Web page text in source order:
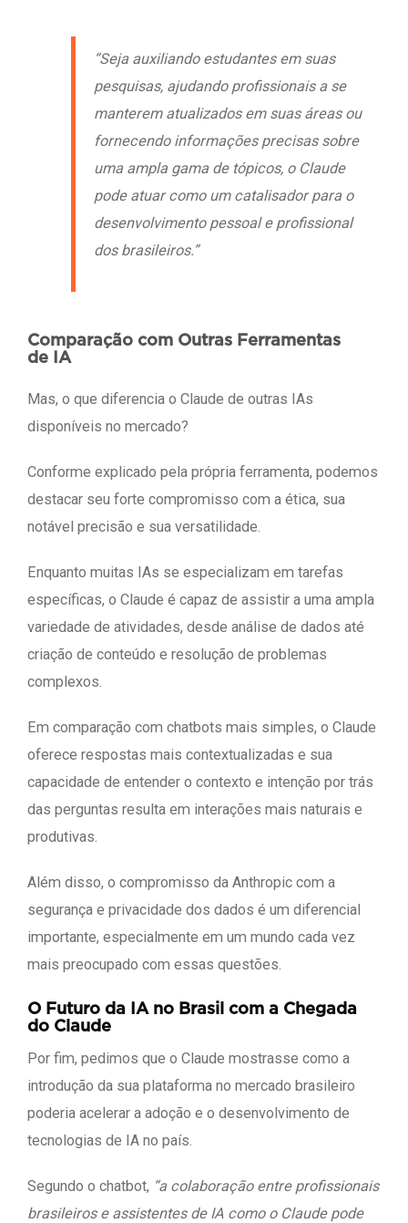
“Seja auxiliando estudantes em suas
pesquisas, ajudando profissionais a se
manterem atualizados em suas áreas ou
fornecendo informações precisas sobre
uma ampla gama de tópicos, o Claude
pode atuar como um catalisador para o
desenvolvimento pessoal e profissional
dos brasileiros.”
Comparação com Outras Ferramentas
de IA
Mas, o que diferencia o Claude de outras IAs
disponíveis no mercado?
Conforme explicado pela própria ferramenta, podemos
destacar seu forte compromisso com a ética, sua
notável precisão e sua versatilidade.
Enquanto muitas IAs se especializam em tarefas
específicas, o Claude é capaz de assistir a uma ampla
variedade de atividades, desde análise de dados até
criação de conteúdo e resolução de problemas
complexos.
Em comparação com chatbots mais simples, o Claude
oferece respostas mais contextualizadas e sua
capacidade de entender o contexto e intenção por trás
das perguntas resulta em interações mais naturais e
produtivas.
Além disso, o compromisso da Anthropic com a
segurança e privacidade dos dados é um diferencial
importante, especialmente em um mundo cada vez
mais preocupado com essas questões.
O Futuro da IA no Brasil com a Chegada
do Claude
Por fim, pedimos que o Claude mostrasse como a
introdução da sua plataforma no mercado brasileiro
poderia acelerar a adoção e o desenvolvimento de
tecnologias de IA no país.
Segundo o chatbot, “a colaboração entre profissionais
brasileiros e assistentes de IA como o Claude pode